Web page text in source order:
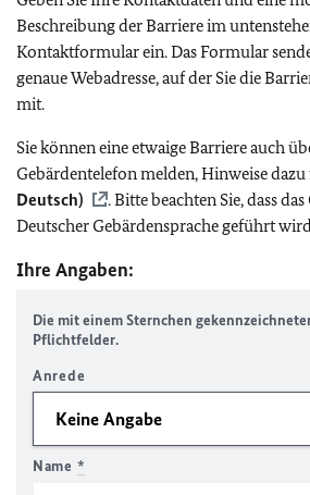
Beschreibung der Barriere im
Kontaktformular ein. Das Formular
genaue Webadresse, auf der Sie die
mit.
Sie können eine etwaige Barriere auch
Gebärdentelefon melden, Hinweise dazu
Deutsch)
. Bitte beachten Sie, dass
Deutscher Gebärdensprache geführt
Ihre Angaben:
Die mit einem Sternchen
Pflichtfelder.
Anrede
Name *